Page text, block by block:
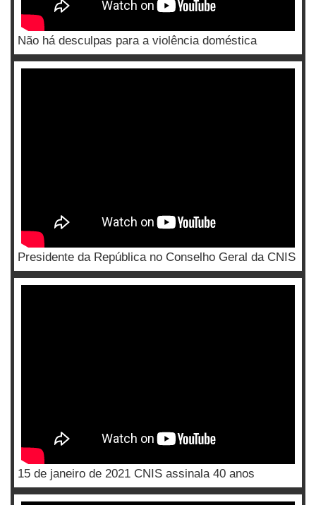
Não há desculpas para a violência doméstica
Presidente da República no Conselho Geral da CNIS
15 de janeiro de 2021 CNIS assinala 40 anos